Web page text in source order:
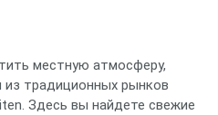
местную атмосферу,
из традиционных рынков
Здесь вы найдете свежие